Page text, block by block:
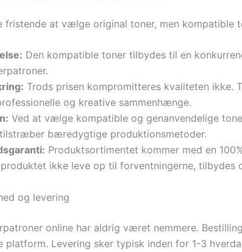
at vælge original toner, men kompatible
Den kompatible toner tilbydes til en
Trods prisen kompromitteres kvaliteten ikke.
og kreative sammenhænge.
Ved at vælge kompatible og genanvendelige
bæredygtige produktionsmetoder.
Produktsortimentet kommer med en
ikke leve op til forventningerne, tilbydes
og levering
online har aldrig været nemmere.
platform. Levering sker typisk inden for 1-3